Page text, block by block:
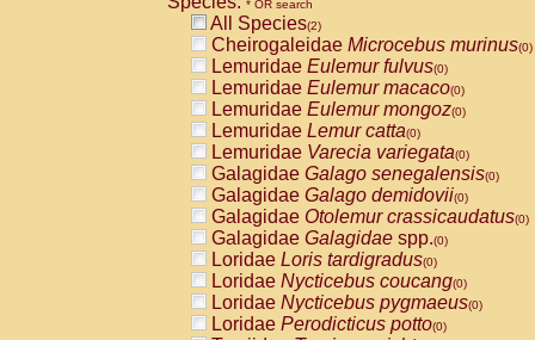
CebidaeCebus capucinus
CebidaeCebus nigrivittatus
CebidaeCebus spp.(0)
CebidaeSaimiri boliviensis(0)
CebidaeSaimiri sciureus(0)
AtelidaeAlouatta caraya(0)
AtelidaeAlouatta fusca(0)
AtelidaeAlouatta seniculus(0)
AtelidaeAlouattaspp.(0)
AtelidaeAteles belzebuth(0)
AtelidaeAteles geoffroyi(0)
AtelidaeAteles paniscus(0)
AtelidaeAtelesspp.(0)
AtelidaeLagothrix lagothricha(0)
AtelidaeLagothrix lagothricha cana
PitheciidaeCacajao calvus
* OR search
All Species(2)
Cheirogaleidae Microcebus murinus(0)
Lemuridae Eulemur fulvus(0)
Lemuridae Eulemur macaco(0)
Lemuridae Eulemur mongoz(0)
Lemuridae Lemur catta(0)
Lemuridae Varecia variegata(0)
Galagidae Galago senegalensis(0)
Galagidae Galago demidovii(0)
Galagidae Otolemur crassicaudatus(0)
Galagidae Galagidae spp.(0)
Loridae Loris tardigradus(0)
Loridae Nycticebus coucang(0)
Loridae Nycticebus pygmaeus(0)
Loridae Perodicticus potto(0)